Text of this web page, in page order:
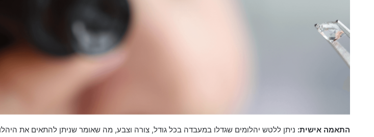
התאמה אישית: ניתן ללטש יהלומים שגדלו במעבדה בכל גודל, צורה וצבע, מה שאומר שניתן להתאים את